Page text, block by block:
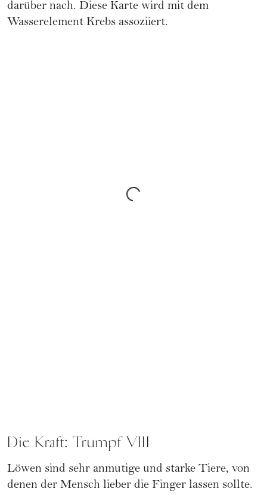
darüber nach. Diese Karte wird mit dem
Wasserelement Krebs assoziiert.
Die Kraft: Trumpf VIII
Löwen sind sehr anmutige und starke Tiere, von
denen der Mensch lieber die Finger lassen sollte.